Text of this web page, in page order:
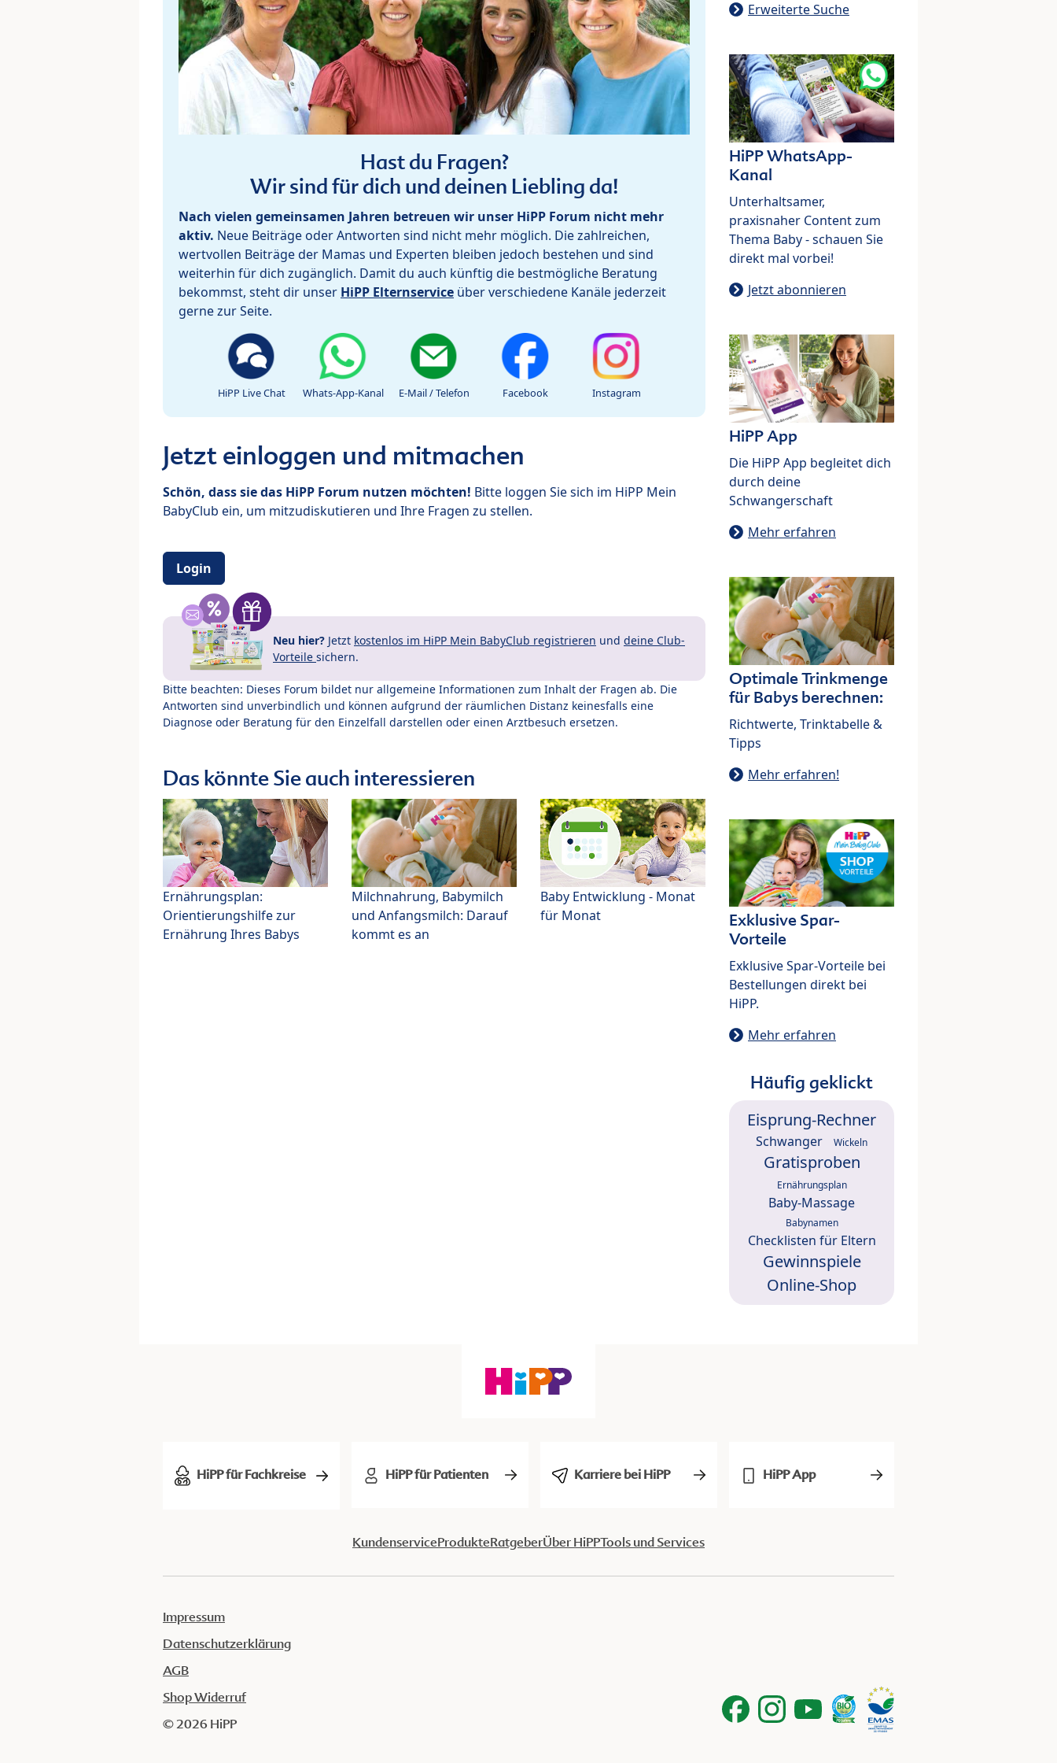
Hast du Fragen?
Wir sind für dich und deinen Liebling da!
Nach vielen gemeinsamen Jahren betreuen wir unser HiPP Forum nicht mehr
aktiv. Neue Beiträge oder Antworten sind nicht mehr möglich. Die zahlreichen,
wertvollen Beiträge der Mamas und Experten bleiben jedoch bestehen und sind
weiterhin für dich zugänglich. Damit du auch künftig die bestmögliche Beratung
bekommst, steht dir unser HiPP Elternservice über verschiedene Kanäle jederzeit
gerne zur Seite.
HiPP Live Chat Whats-App-Kanal E-Mail / Telefon Facebook Instagram
Jetzt einloggen und mitmachen
Schön, dass sie das HiPP Forum nutzen möchten! Bitte loggen Sie sich im HiPP Mein
BabyClub ein, um mitzudiskutieren und Ihre Fragen zu stellen.
Login
Neu hier? Jetzt kostenlos im HiPP Mein BabyClub registrieren und deine Club-
Vorteile sichern.
Bitte beachten: Dieses Forum bildet nur allgemeine Informationen zum Inhalt der Fragen ab. Die
Antworten sind unverbindlich und können aufgrund der räumlichen Distanz keinesfalls eine
Diagnose oder Beratung für den Einzelfall darstellen oder einen Arztbesuch ersetzen.
Das könnte Sie auch interessieren
Ernährungsplan:
Orientierungshilfe zur
Ernährung Ihres Babys
Milchnahrung, Babymilch
und Anfangsmilch: Darauf
kommt es an
Baby Entwicklung - Monat
für Monat
Erweiterte Suche
HiPP WhatsApp-
Kanal
Unterhaltsamer,
praxisnaher Content zum
Thema Baby - schauen Sie
direkt mal vorbei!
Jetzt abonnieren
HiPP App
Die HiPP App begleitet dich
durch deine
Schwangerschaft
Mehr erfahren
Optimale Trinkmenge
für Babys berechnen:
Richtwerte, Trinktabelle &
Tipps
Mehr erfahren!
Exklusive Spar-
Vorteile
Exklusive Spar-Vorteile bei
Bestellungen direkt bei
HiPP.
Mehr erfahren
Häufig geklickt
Eisprung-Rechner
Schwanger Wickeln
Gratisproben
Ernährungsplan
Baby-Massage
Babynamen
Checklisten für Eltern
Gewinnspiele
Online-Shop
HiPP für Fachkreise HiPP für Patienten Karriere bei HiPP HiPP App
KundenserviceProdukteRatgeberÜber HiPPTools und Services
Impressum
Datenschutzerklärung
AGB
Shop Widerruf
© 2026 HiPP